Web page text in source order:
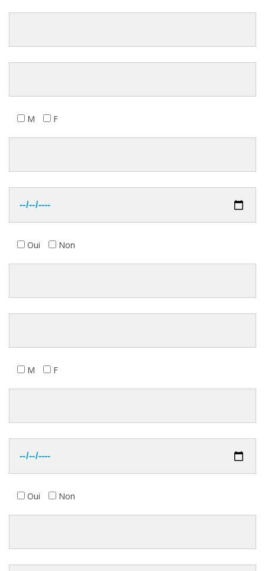
M F
Oui Non
M F
Oui Non